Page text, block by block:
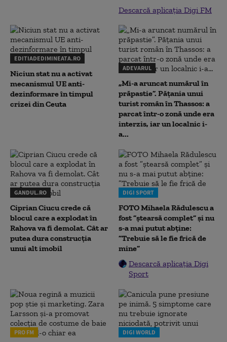
Descarcă aplicația Digi FM
EDITIADEDIMINEATA.RO
Niciun stat nu a activat
mecanismul UE anti-
dezinformare în timpul
crizei din Ceuta
ADEVARUL
„Mi-a aruncat numărul în
prăpastie”. Pățania unui
turist român în Thassos: a
parcat într-o zonă unde era
interzis, iar un localnic i-
a...
GANDUL.RO
Ciprian Ciucu crede că
blocul care a explodat în
Rahova va fi demolat. Cât ar
putea dura construcția
unui alt imobil
DIGI SPORT
FOTO Mihaela Rădulescu a
fost ”ștearsă complet” și nu
s-a mai putut abține:
”Trebuie să le fie frică de
mine”
Descarcă aplicația Digi
Sport
PRO FM DIGI WORLD